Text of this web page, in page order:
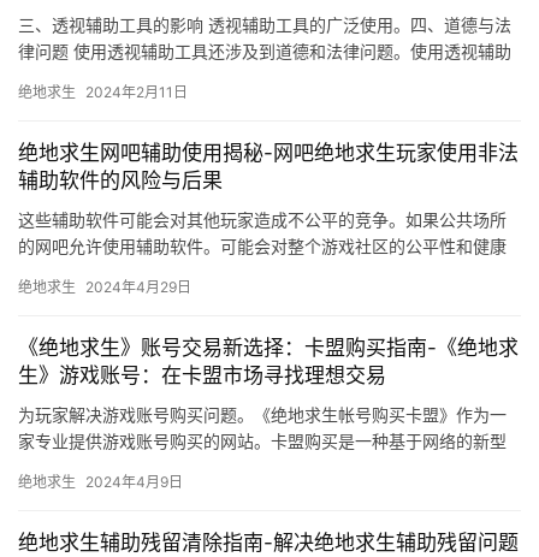
三、透视辅助工具的影响 透视辅助工具的广泛使用。四、道德与法
律问题 使用透视辅助工具还涉及到道德和法律问题。使用透视辅助
绝地求生 2024年2月11日
绝地求生网吧辅助使用揭秘-网吧绝地求生玩家使用非法
辅助软件的风险与后果
这些辅助软件可能会对其他玩家造成不公平的竞争。如果公共场所
的网吧允许使用辅助软件。可能会对整个游戏社区的公平性和健康
绝地求生 2024年4月29日
《绝地求生》账号交易新选择：卡盟购买指南-《绝地求
生》游戏账号：在卡盟市场寻找理想交易
为玩家解决游戏账号购买问题。《绝地求生帐号购买卡盟》作为一
家专业提供游戏账号购买的网站。卡盟购买是一种基于网络的新型
绝地求生 2024年4月9日
绝地求生辅助残留清除指南-解决绝地求生辅助残留问题